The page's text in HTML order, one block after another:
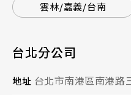
雲林/嘉義/台南
台北分公司
地址 台北市南港區南港路
桃園分公司
地址 桃園市平鎮區復興街
總公司 / 竹苗分公司
地址 苗栗縣頭份市工業路
台中分公司
地址 台中市南屯區文心路
台南分公司
地址 台南市永康區鹽洲一
高雄分公司
地址 高雄市鳳山區鳳頂路